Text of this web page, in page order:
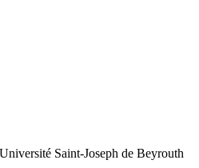
Saint-Joseph de Beyrouth